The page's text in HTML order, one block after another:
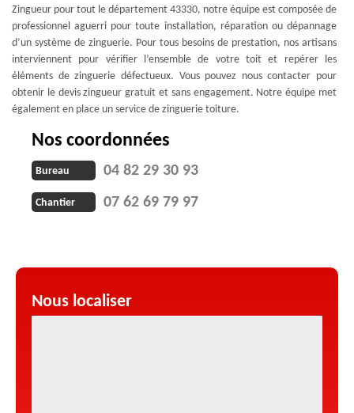
Zingueur pour tout le département 43330, notre équipe est composée de
professionnel aguerri pour toute installation, réparation ou dépannage
d’un système de zinguerie. Pour tous besoins de prestation, nos artisans
interviennent pour vérifier l’ensemble de votre toit et repérer les
éléments de zinguerie défectueux. Vous pouvez nous contacter pour
obtenir le devis zingueur gratuit et sans engagement. Notre équipe met
également en place un service de zinguerie toiture.
Nos coordonnées
Bureau 04 82 29 30 93
Chantier 07 62 69 79 97
Nous localiser